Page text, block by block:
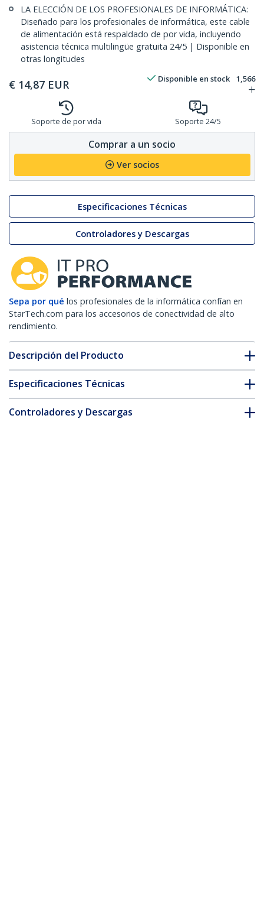
LA ELECCIÓN DE LOS PROFESIONALES DE INFORMÁTICA:
Diseñado para los profesionales de informática, este cable
de alimentación está respaldado de por vida, incluyendo
asistencia técnica multilingüe gratuita 24/5 | Disponible en
otras longitudes
€ 14,87 EUR Disponible en stock 1,566
Soporte de por vida Soporte 24/5
Comprar a un socio
Ver socios
Especificaciones Técnicas
Controladores y Descargas
Sepa por qué los profesionales de la informática confían en
StarTech.com para los accesorios de conectividad de alto
rendimiento.
Descripción del Producto
Especificaciones Técnicas
Controladores y Descargas